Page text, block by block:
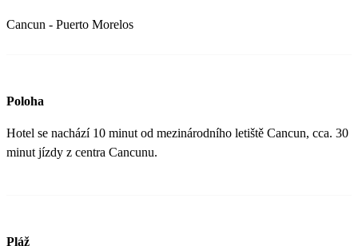
Cancun - Puerto Morelos
Poloha
Hotel se nachází 10 minut od mezinárodního letiště Cancun, cca. 30
minut jízdy z centra Cancunu.
Pláž